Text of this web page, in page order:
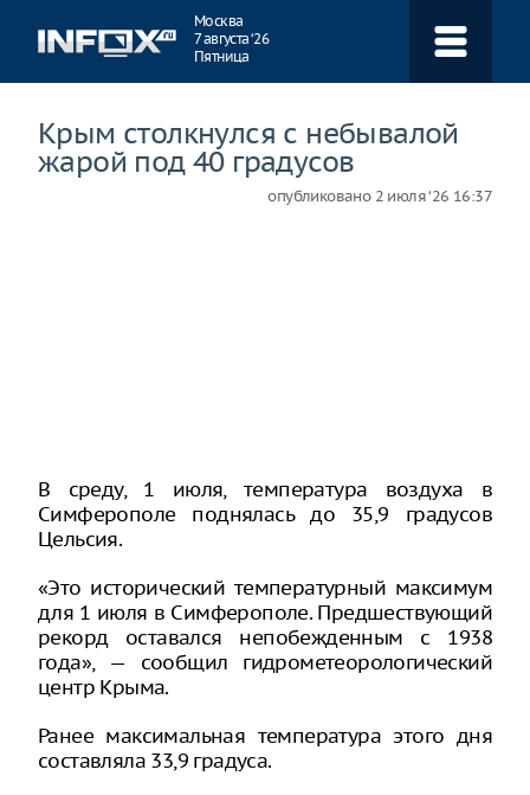
Москва
7 августа ‘26
Пятница
Крым столкнулся с небывалой
жарой под 40 градусов
опубликовано 2 июля ‘26 16:37
В среду, 1 июля, температура воздуха в
Симферополе поднялась до 35,9 градусов
Цельсия.
«Это исторический температурный максимум
для 1 июля в Симферополе. Предшествующий
рекорд оставался непобежденным с 1938
года», — сообщил гидрометеорологический
центр Крыма.
Ранее максимальная температура этого дня
составляла 33,9 градуса.